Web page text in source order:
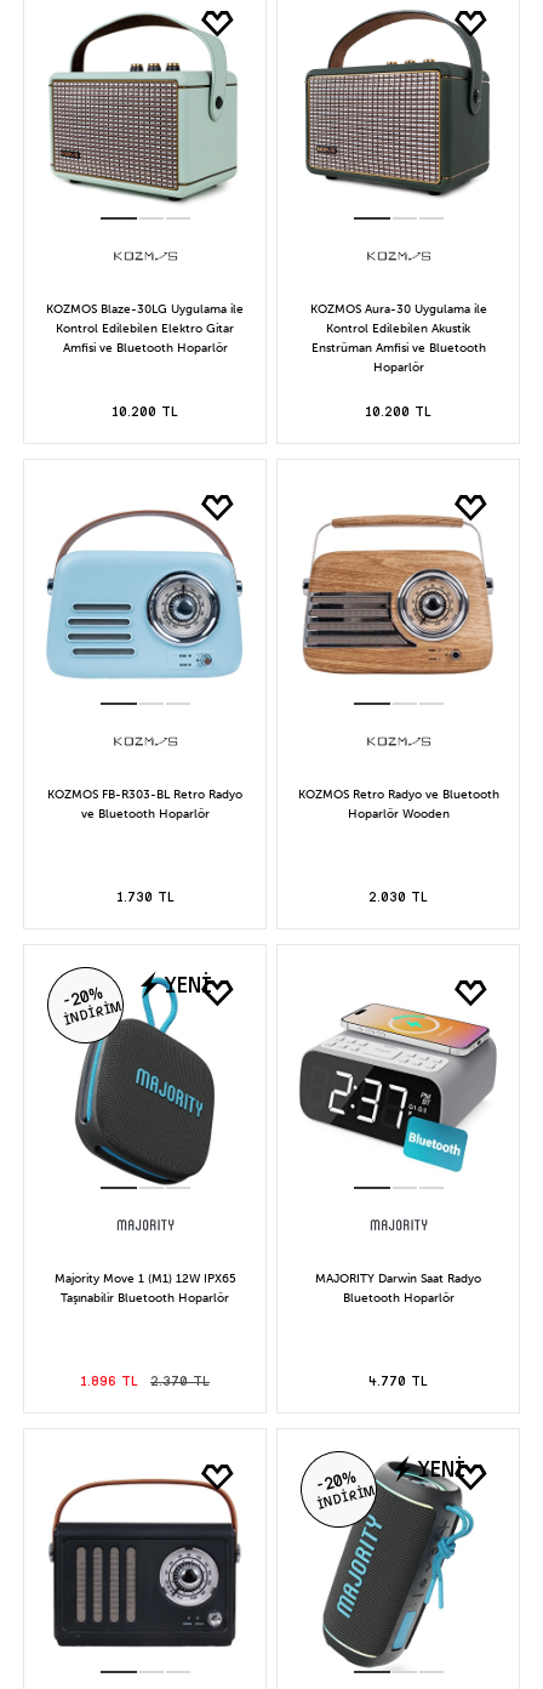
KOZMOS Blaze-30LG Uygulama ile
Kontrol Edilebilen Elektro Gitar
Amfisi ve Bluetooth Hoparlör
10.200 TL
KOZMOS Aura-30 Uygulama ile
Kontrol Edilebilen Akustik
Enstrüman Amfisi ve Bluetooth
Hoparlör
10.200 TL
KOZMOS FB-R303-BL Retro Radyo
ve Bluetooth Hoparlör
1.730 TL
KOZMOS Retro Radyo ve Bluetooth
Hoparlör Wooden
2.030 TL
-20%
İNDİRİM
YENİ
Majority Move 1 (M1) 12W IPX65
Taşınabilir Bluetooth Hoparlör
1.896 TL 2.370 TL
MAJORITY Darwin Saat Radyo
Bluetooth Hoparlör
4.770 TL
-20%
İNDİRİM
YENİ